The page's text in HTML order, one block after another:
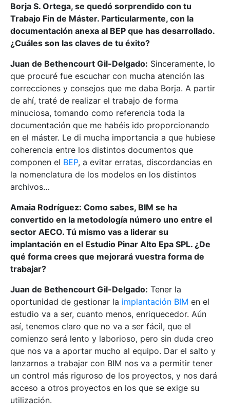
Borja S. Ortega, se quedó sorprendido con tu
Trabajo Fin de Máster. Particularmente, con la
documentación anexa al BEP que has desarrollado.
¿Cuáles son las claves de tu éxito?
Juan de Bethencourt Gil-Delgado: Sinceramente, lo
que procuré fue escuchar con mucha atención las
correcciones y consejos que me daba Borja. A partir
de ahí, traté de realizar el trabajo de forma
minuciosa, tomando como referencia toda la
documentación que me habéis ido proporcionando
en el máster. Le di mucha importancia a que hubiese
coherencia entre los distintos documentos que
componen el BEP, a evitar erratas, discordancias en
la nomenclatura de los modelos en los distintos
archivos…
Amaia Rodríguez: Como sabes, BIM se ha
convertido en la metodología número uno entre el
sector AECO. Tú mismo vas a liderar su
implantación en el Estudio Pinar Alto Epa SPL. ¿De
qué forma crees que mejorará vuestra forma de
trabajar?
Juan de Bethencourt Gil-Delgado: Tener la
oportunidad de gestionar la implantación BIM en el
estudio va a ser, cuanto menos, enriquecedor. Aún
así, tenemos claro que no va a ser fácil, que el
comienzo será lento y laborioso, pero sin duda creo
que nos va a aportar mucho al equipo. Dar el salto y
lanzarnos a trabajar con BIM nos va a permitir tener
un control más riguroso de los proyectos, y nos dará
acceso a otros proyectos en los que se exige su
utilización.